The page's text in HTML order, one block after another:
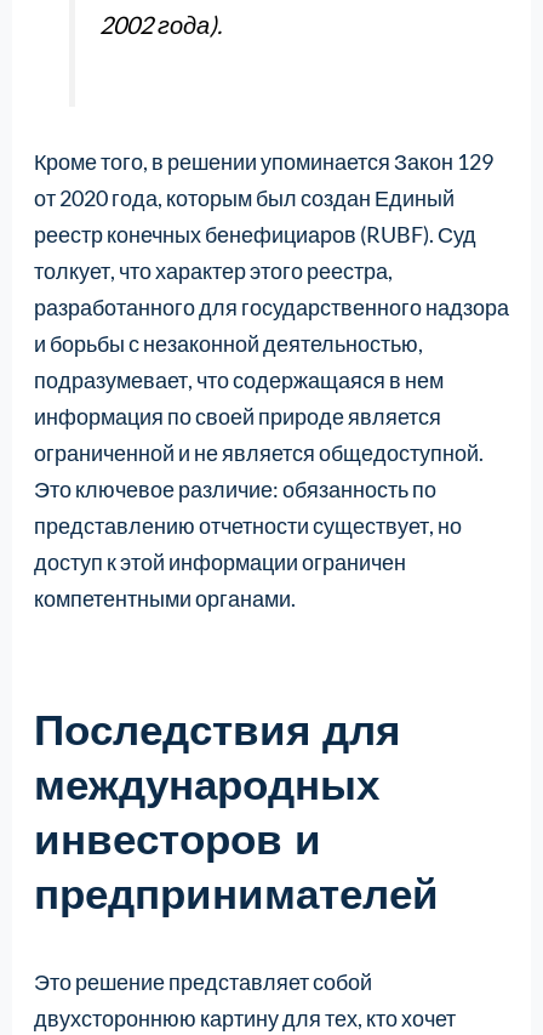
2002 года).
Кроме того, в решении упоминается Закон 129
от 2020 года, которым был создан Единый
реестр конечных бенефициаров (RUBF). Суд
толкует, что характер этого реестра,
разработанного для государственного надзора
и борьбы с незаконной деятельностью,
подразумевает, что содержащаяся в нем
информация по своей природе является
ограниченной и не является общедоступной.
Это ключевое различие: обязанность по
представлению отчетности существует, но
доступ к этой информации ограничен
компетентными органами.
Последствия для
международных
инвесторов и
предпринимателей
Это решение представляет собой
двухстороннюю картину для тех, кто хочет